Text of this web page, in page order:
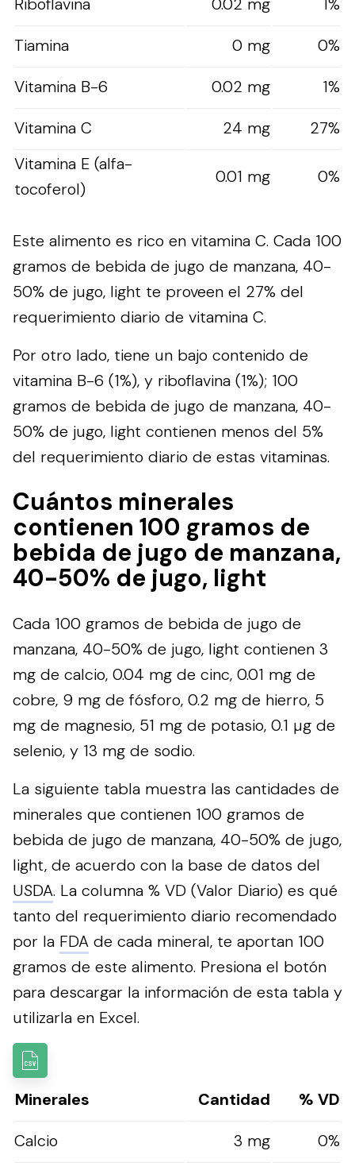
Tiamina
0 mg
0%
Vitamina B-6
0.02 mg
1%
Vitamina C
24 mg
27%
Vitamina E (alfa-
tocoferol)
0.01 mg 0%
Este alimento es rico en vitamina C. Cada 100
gramos de bebida de jugo de manzana, 40-
50% de jugo, light te proveen el 27% del
requerimiento diario de vitamina C.
Por otro lado, tiene un bajo contenido de
vitamina B-6 (1%), y riboflavina (1%); 100
gramos de bebida de jugo de manzana, 40-
50% de jugo, light contienen menos del 5%
del requerimiento diario de estas vitaminas.
Cuántos minerales
contienen 100 gramos de
bebida de jugo de manzana,
40-50% de jugo, light
Cada 100 gramos de bebida de jugo de
manzana, 40-50% de jugo, light contienen 3
mg de calcio, 0.04 mg de cinc, 0.01 mg de
cobre, 9 mg de fósforo, 0.2 mg de hierro, 5
mg de magnesio, 51 mg de potasio, 0.1 µg de
selenio, y 13 mg de sodio.
La siguiente tabla muestra las cantidades de
minerales que contienen 100 gramos de
bebida de jugo de manzana, 40-50% de jugo,
light, de acuerdo con la base de datos del
USDA. La columna % VD (Valor Diario) es qué
tanto del requerimiento diario recomendado
por la FDA de cada mineral, te aportan 100
gramos de este alimento. Presiona el botón
para descargar la información de esta tabla y
utilizarla en Excel.
Minerales Cantidad
% VD
Calcio
3 mg
0%